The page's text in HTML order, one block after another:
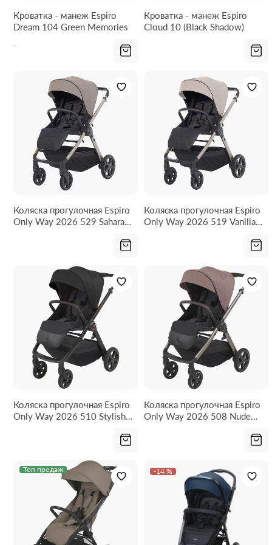
Кроватка - манеж Espiro
Dream 104 Green Memories
Кроватка - манеж Espiro
Cloud 10 (Black Shadow)
Коляска прогулочная Espiro
Only Way 2026 529 Sahara
Коляска прогулочная Espiro
Only Way 2026 519 Vanilla
Коляска прогулочная Espiro
Only Way 2026 510 Stylish
Коляска прогулочная Espiro
Only Way 2026 508 Nude
Топ продаж -14 %